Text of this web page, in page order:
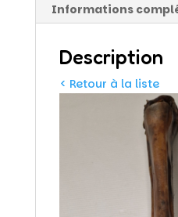
Informations
Description
< Retour à la liste